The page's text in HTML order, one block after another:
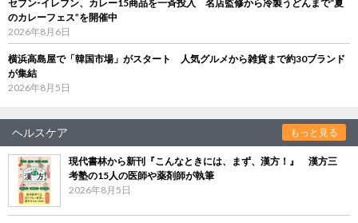
セブン‐イレブン、カレー15商品を一斉投入 名店監修から冷製うどんまで“夏
のカレーフェス”を開催中
2026年8月6日
横浜高島屋で「韓国市場」がスタート 人気グルメから雑貨まで約30ブランド
が集結
2026年8月5日
ヘルスケア もっと見る
現代書林から新刊『こんなときには、まず、漢方！』 漢方三
考塾の15人の医師や薬剤師が執筆
2026年8月5日